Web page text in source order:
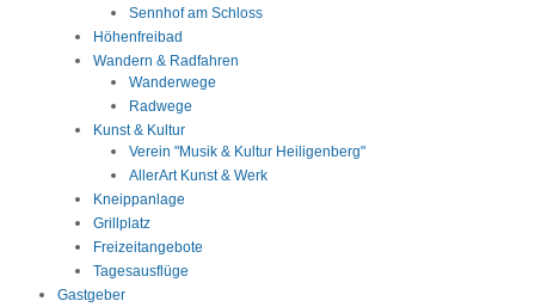
Sennhof am Schloss
Höhenfreibad
Wandern & Radfahren
Wanderwege
Radwege
Kunst & Kultur
Verein "Musik & Kultur Heiligenberg"
AllerArt Kunst & Werk
Kneippanlage
Grillplatz
Freizeitangebote
Tagesausflüge
Gastgeber